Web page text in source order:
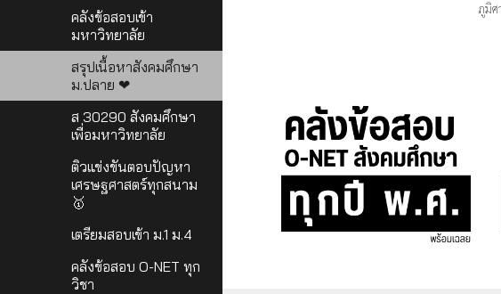
คลังข้อสอบเข้า
มหาวิทยาลัย
สรุปเนื้อหาสังคมศึกษา
ม.ปลาย ❤
ส 30290 สังคมศึกษา
เพื่อมหาวิทยาลัย
ติวแข่งขันตอบปัญหา
เศรษฐศาสตร์ทุกสนาม
🥇
เตรียมสอบเข้า ม.1 ม.4
คลังข้อสอบ O-NET ทุก
วิชา
ภูมิศ